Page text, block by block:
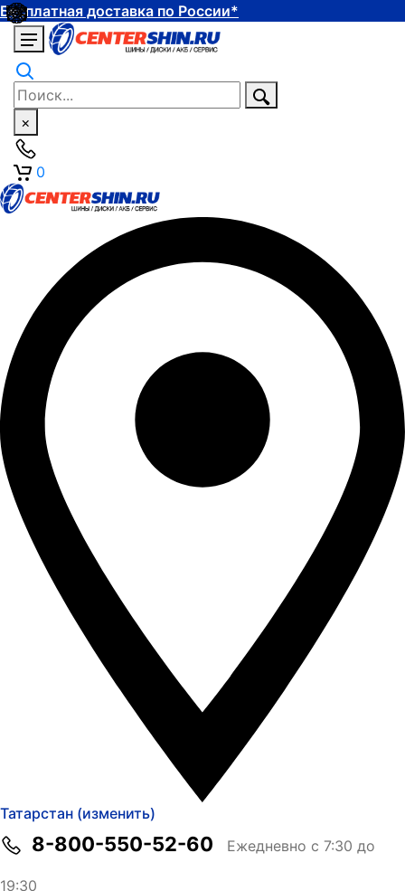
Бесплатная доставка по России*
×
0
Татарстан (изменить)
8-800-550-52-60 Ежедневно с 7:30 до
19:30